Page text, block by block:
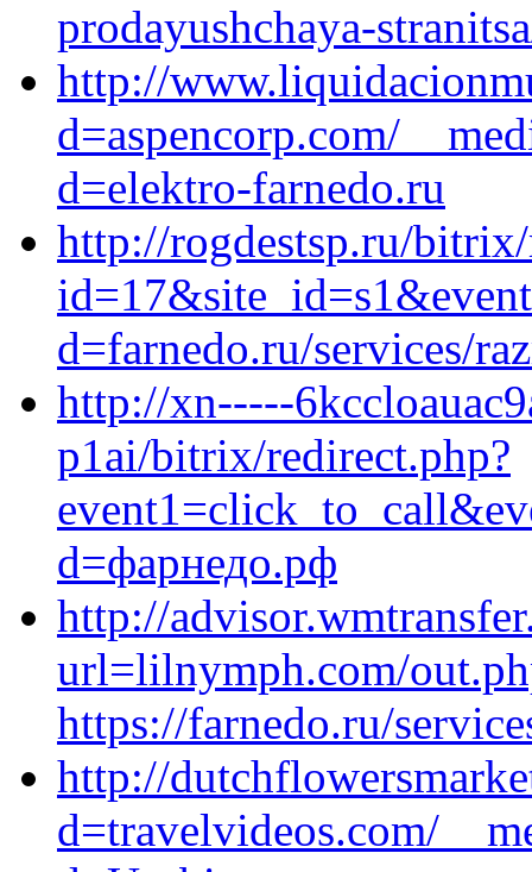
prodayushchaya-
http://
d=aspencorp.com/
d=elektro-farnedo.ru
http://rogdestsp.ru/
d=farnedo.ru/services/
http://xn-----
p1ai/bitrix/redirect.php?
d=фарнедо.рф
http://
url=lilnymph.com/
https://farnedo.ru/
http://
d=travelvideos.com/